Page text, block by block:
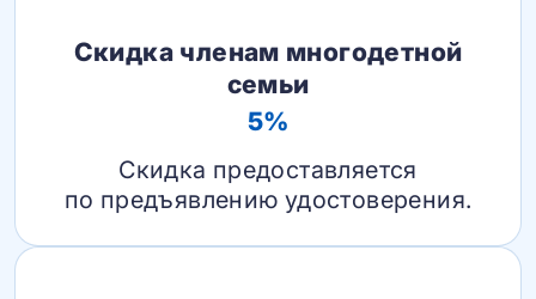
Скидка членам многодетной
семьи
5%
Скидка предоставляется
по предъявлению удостоверения.